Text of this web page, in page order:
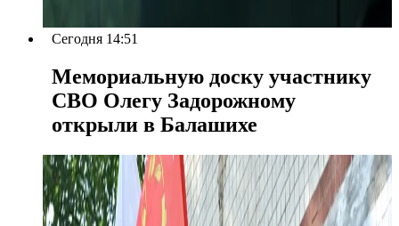
Сегодня 14:51
Мемориальную доску участнику
СВО Олегу Задорожному
открыли в Балашихе